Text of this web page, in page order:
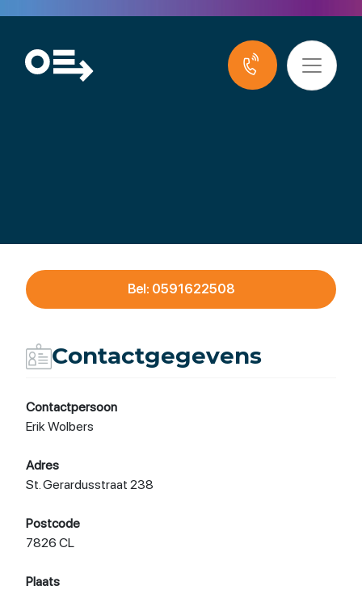
De Roo Wegenbouw
Milieutechniek
Bel: 0591622508
Contactgegevens
Contactpersoon
Erik Wolbers
Adres
St. Gerardusstraat 238
Postcode
7826 CL
Plaats